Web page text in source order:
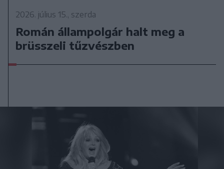
2026. július 15., szerda
Román állampolgár halt meg a
brüsszeli tűzvészben